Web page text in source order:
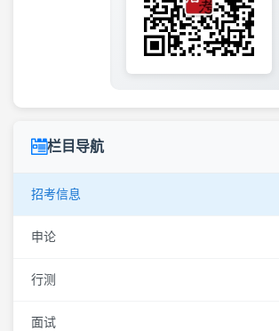
栏目导航
招考信息
申论
行测
面试